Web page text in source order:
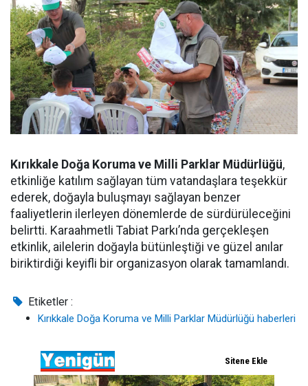
Kırıkkale Doğa Koruma ve Milli Parklar Müdürlüğü,
etkinliğe katılım sağlayan tüm vatandaşlara teşekkür
ederek, doğayla buluşmayı sağlayan benzer
faaliyetlerin ilerleyen dönemlerde de sürdürüleceğini
belirtti. Karaahmetli Tabiat Parkı’nda gerçekleşen
etkinlik, ailelerin doğayla bütünleştiği ve güzel anılar
biriktirdiği keyifli bir organizasyon olarak tamamlandı.
Etiketler :
Kırıkkale Doğa Koruma ve Milli Parklar Müdürlüğü haberleri